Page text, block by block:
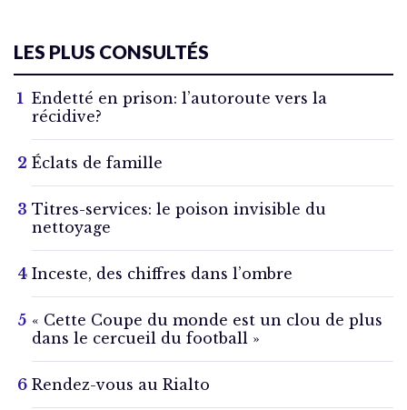
LES PLUS CONSULTÉS
Endetté en prison: l’autoroute vers la
récidive?
Éclats de famille
Titres-services: le poison invisible du
nettoyage
Inceste, des chiffres dans l’ombre
« Cette Coupe du monde est un clou de plus
dans le cercueil du football »
Rendez-vous au Rialto